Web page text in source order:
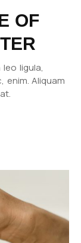
OF
ligula,
Aliquam